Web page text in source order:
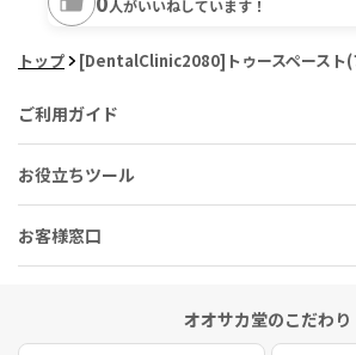
人がいいねしています！
トップ [DentalClinic2080]トゥースペースト
ご利用ガイド
お役立ちツール
お客様窓口
オオサカ堂のこだわり